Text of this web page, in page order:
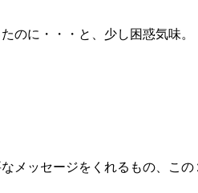
のに・・・と、少し困惑気味。
メッセージをくれるもの、この